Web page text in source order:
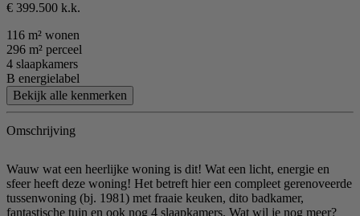
€ 399.500 k.k.
116 m² wonen
296 m² perceel
4 slaapkamers
B energielabel
Bekijk alle kenmerken
Omschrijving
Wauw wat een heerlijke woning is dit! Wat een licht, energie en
sfeer heeft deze woning! Het betreft hier een compleet gerenoveerde
tussenwoning (bj. 1981) met fraaie keuken, dito badkamer,
fantastische tuin en ook nog 4 slaapkamers. Wat wil je nog meer?